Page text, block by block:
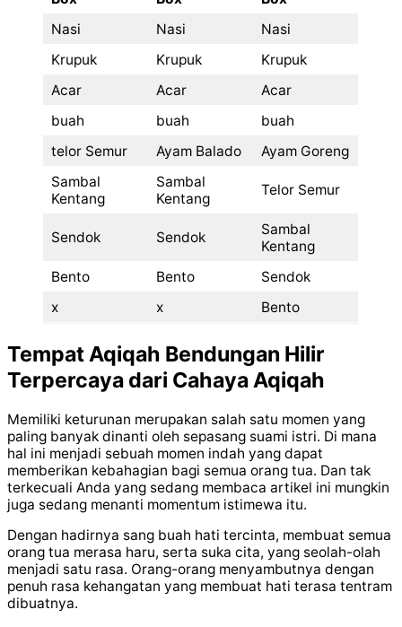
Nasi
Nasi
Nasi
Krupuk
Krupuk
Krupuk
Acar
Acar
Acar
buah
buah
buah
telor Semur
Ayam Balado
Ayam Goreng
Sambal
Kentang
Sambal
Kentang
Telor Semur
Sendok Sendok
Sambal
Kentang
Bento
Bento
Sendok
x
x Bento
Tempat Aqiqah Bendungan Hilir
Terpercaya dari Cahaya Aqiqah
Memiliki keturunan merupakan salah satu momen yang
paling banyak dinanti oleh sepasang suami istri. Di mana
hal ini menjadi sebuah momen indah yang dapat
memberikan kebahagian bagi semua orang tua. Dan tak
terkecuali Anda yang sedang membaca artikel ini mungkin
juga sedang menanti momentum istimewa itu.
Dengan hadirnya sang buah hati tercinta, membuat semua
orang tua merasa haru, serta suka cita, yang seolah-olah
menjadi satu rasa. Orang-orang menyambutnya dengan
penuh rasa kehangatan yang membuat hati terasa tentram
dibuatnya.